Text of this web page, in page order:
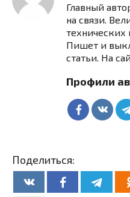
Главный
на связи.
технических
Пишет и
статьи. На
Профили
Поделиться: